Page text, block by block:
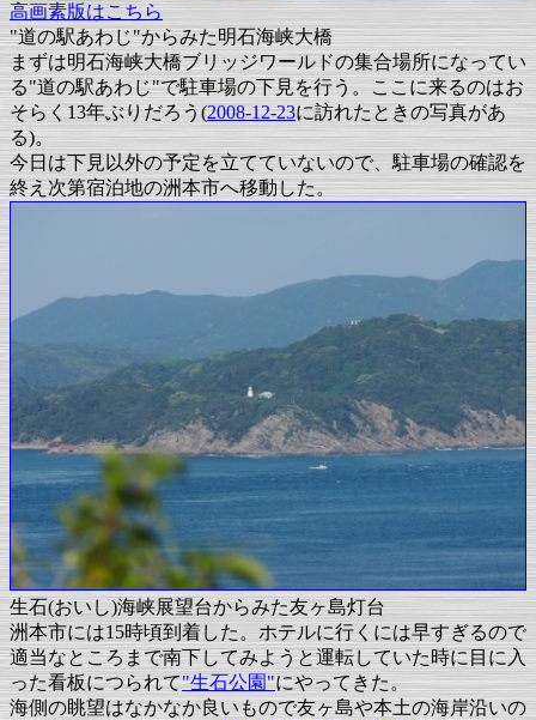
高画素版はこちら
"道の駅あわじ"からみた明石海峡大橋
まずは明石海峡大橋ブリッジワールドの集合場所になってい
る"道の駅あわじ"で駐車場の下見を行う。ここに来るのはお
そらく13年ぶりだろう(2008-12-23に訪れたときの写真があ
る)。
今日は下見以外の予定を立てていないので、駐車場の確認を
終え次第宿泊地の洲本市へ移動した。
生石(おいし)海峡展望台からみた友ヶ島灯台
洲本市には15時頃到着した。ホテルに行くには早すぎるので
適当なところまで南下してみようと運転していた時に目に入
った看板につられて"生石公園"にやってきた。
海側の眺望はなかなか良いもので友ヶ島や本土の海岸沿いの